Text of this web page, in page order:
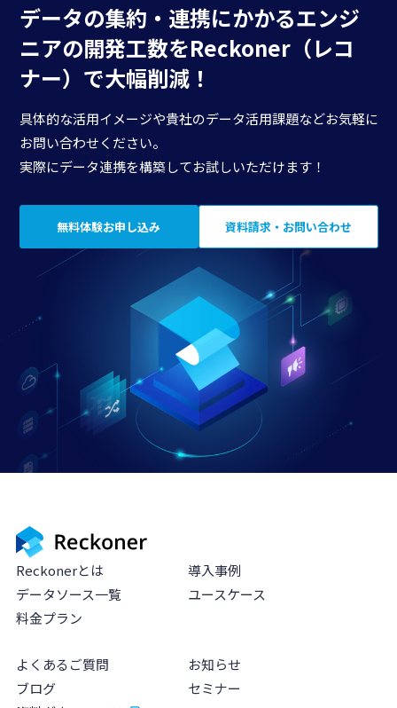
データの集約・連携にかかるエンジ
ニアの開発工数をReckoner（レコ
ナー）で大幅削減！
具体的な活用イメージや貴社のデータ活用課題などお気軽に
お問い合わせください。
実際にデータ連携を構築してお試しいただけます！
無料体験お申し込み 資料請求・お問い合わせ
Reckonerとは
導入事例
データソース一覧
ユースケース
料金プラン
よくあるご質問
お知らせ
ブログ
セミナー